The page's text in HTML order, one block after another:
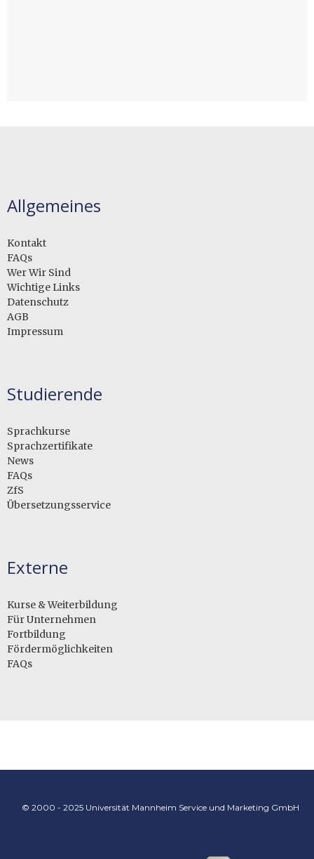
Allgemeines
Kontakt
FAQs
Wer Wir Sind
Wichtige Links
Datenschutz
AGB
Impressum
Studierende
Sprachkurse
Sprachzertifikate
News
FAQs
ZfS
Übersetzungsservice
Externe
Kurse & Weiterbildung
Für Unternehmen
Fortbildung
Fördermöglichkeiten
FAQs
© 2000 - 2025 Universität Mannheim Service und Marketing GmbH